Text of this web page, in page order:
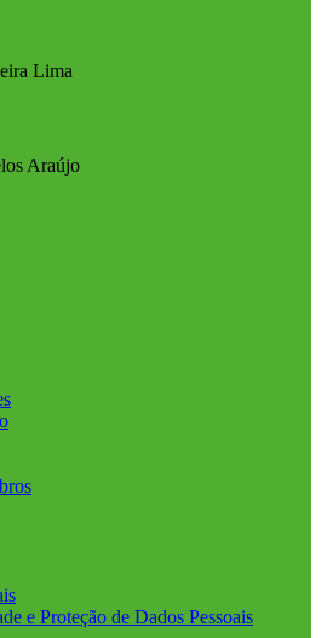
Lima
Araújo
e Proteção de Dados Pessoais